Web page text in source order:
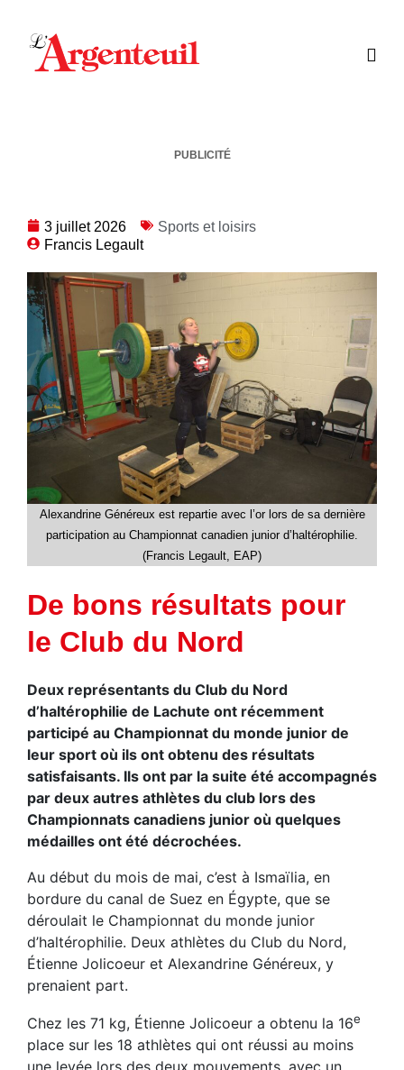
PUBLICITÉ
3 juillet 2026
Sports et loisirs
Francis Legault
Alexandrine Généreux est repartie avec l’or lors de sa dernière
participation au Championnat canadien junior d’haltérophilie.
(Francis Legault, EAP)
De bons résultats pour
le Club du Nord
Deux représentants du Club du Nord
d’haltérophilie de Lachute ont récemment
participé au Championnat du monde junior de
leur sport où ils ont obtenu des résultats
satisfaisants. Ils ont par la suite été accompagnés
par deux autres athlètes du club lors des
Championnats canadiens junior où quelques
médailles ont été décrochées.
Au début du mois de mai, c’est à Ismaïlia, en
bordure du canal de Suez en Égypte, que se
déroulait le Championnat du monde junior
d’haltérophilie. Deux athlètes du Club du Nord,
Étienne Jolicoeur et Alexandrine Généreux, y
prenaient part.
Chez les 71 kg, Étienne Jolicoeur a obtenu la 16e
place sur les 18 athlètes qui ont réussi au moins